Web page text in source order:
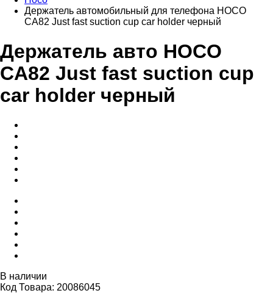
Держатель автомобильный для телефона HOCO
CA82 Just fast suction cup car holder черный
Держатель авто HOCO
CA82 Just fast suction cup
car holder черный
В наличии
Код Товара: 20086045